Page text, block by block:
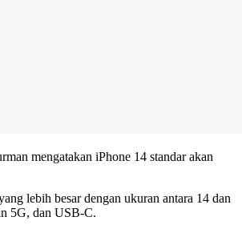
mengatakan iPhone 14 standar akan
lebih besar dengan ukuran antara 14 dan
5G, dan USB-C.